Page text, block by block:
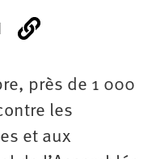
près de 1 000
les
et aux